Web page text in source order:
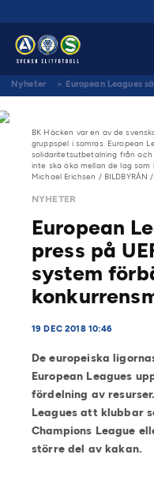
Nyheter > European Leagues
BK Häcken var en av de
gruppspel i somras. European
solidaritetsutbetalning från
inte ska öka mellan de lag
Michael Erichsen / BILDBYRÅN
NYHETER
European
press på
system
19 DEC 2018 10:46
De europeiska
European Leagues
fördelning av
Leagues att klubbar
Champions League
större del av kakan.